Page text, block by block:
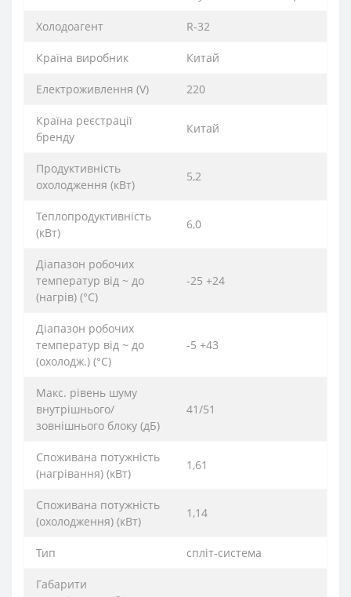
Xолодоагент R-32
Країна виробник Китай
Електроживлення (V) 220
Країна реєстрації
бренду
Китай
Продуктивність
охолодження (кВт)
5,2
Теплопродуктивність
(кВт)
6,0
Діапазон робочих
температур від ~ до
(нагрів) (°C)
-25 +24
Діапазон робочих
температур від ~ до
(охолодж.) (°C)
-5 +43
Макс. рівень шуму
внутрішнього/
зовнішнього блоку (дБ)
41/51
Споживана потужність
(нагрівання) (кВт)
1,61
Споживана потужність
(охолодження) (кВт)
1,14
Тип спліт-система
Габарити